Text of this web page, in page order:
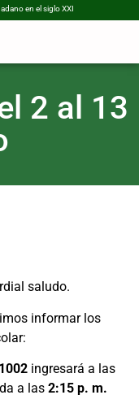
en el siglo XXI
2 al 13
saludo.
informar los
1002 ingresará a las
a las 2:15 p. m.